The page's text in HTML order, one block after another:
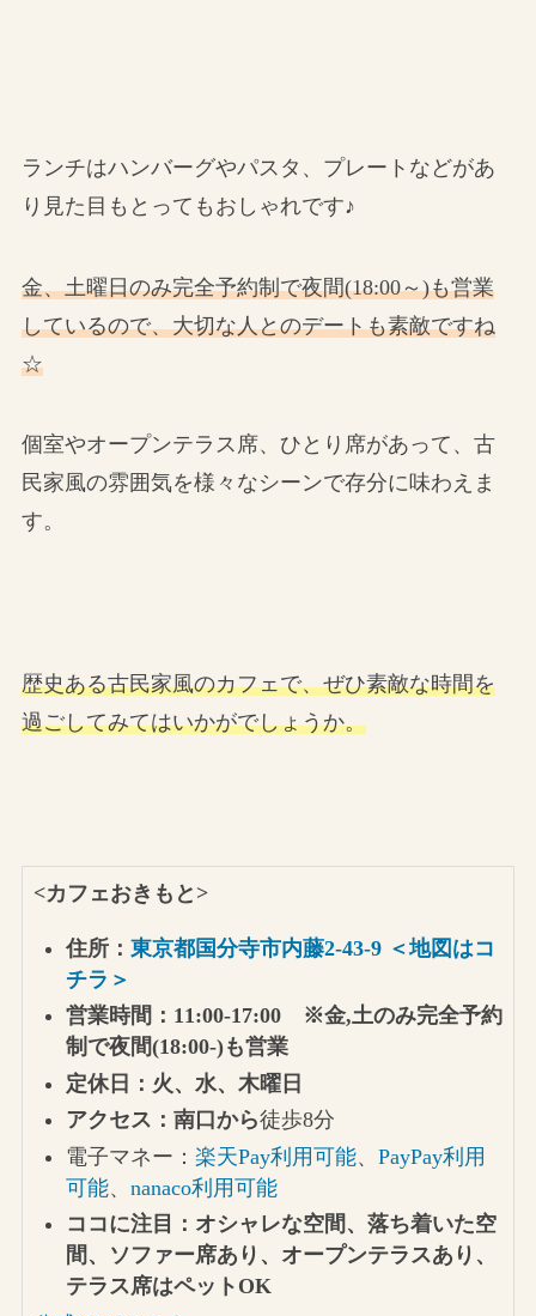
ランチはハンバーグやパスタ、プレートなどがあ
り見た目もとってもおしゃれです♪
金、土曜日のみ完全予約制で夜間(18:00～)も営業
しているので、大切な人とのデートも素敵ですね
☆
個室やオープンテラス席、ひとり席があって、古
民家風の雰囲気を様々なシーンで存分に味わえま
す。
歴史ある古民家風のカフェで、ぜひ素敵な時間を
過ごしてみてはいかがでしょうか。
<カフェおきもと >
住所： 東京都国分寺市内藤2-43-9 ＜地図はコ
チラ＞
営業時間：11:00-17:00 ※金,土のみ完全予約
制で夜間(18:00-)も営業
定休日：火、水、木曜日
アクセス：南口から徒歩8分
電子マネー： 楽天Pay利用可能、 PayPay利用
可能、 nanaco利用可能
ココに注目：オシャレな空間、落ち着いた空
間、ソファー席あり、オープンテラスあり、
テラス席はペットOK